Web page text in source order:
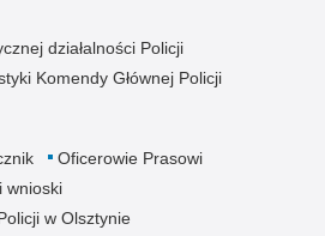
działalności Policji
Komendy Głównej Policji
Oficerowie Prasowi
wnioski
w Olsztynie